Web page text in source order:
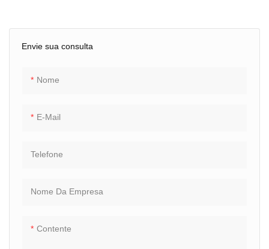
Envie sua consulta
Nome
E-Mail
Telefone
Nome Da Empresa
Contente